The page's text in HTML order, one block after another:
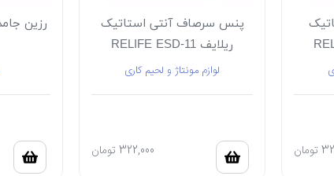
تومان
پنس سرصاف آنتی استاتیک
ریلایف RELIFE ESD-11
لوازم مونتاژ و لحیم کاری
322,000 تومان